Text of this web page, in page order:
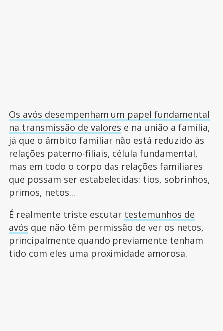
Os avós desempenham um papel fundamental
na transmissão de valores e na união a família,
já que o âmbito familiar não está reduzido às
relações paterno-filiais, célula fundamental,
mas em todo o corpo das relações familiares
que possam ser estabelecidas: tios, sobrinhos,
primos, netos...
É realmente triste escutar testemunhos de
avós que não têm permissão de ver os netos,
principalmente quando previamente tenham
tido com eles uma proximidade amorosa.